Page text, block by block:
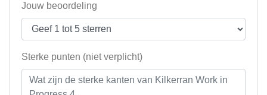
Jouw beoordeling
Sterke punten (niet verplicht)